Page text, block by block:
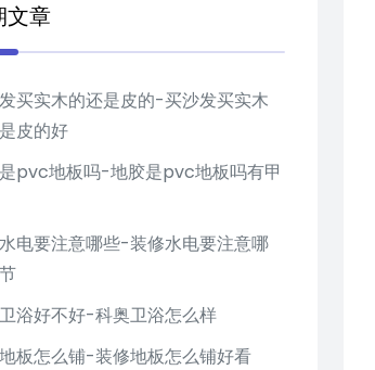
文章
买实木的还是皮的-买沙发买实木
皮的好
pvc地板吗-地胶是pvc地板吗有甲
电要注意哪些-装修水电要注意哪
浴好不好-科奥卫浴怎么样
板怎么铺-装修地板怎么铺好看